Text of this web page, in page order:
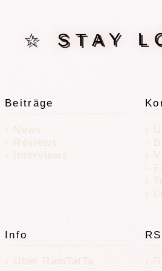
☆ STAY
Beiträge
News
Reviews
Interviews
Info
Über RamTatTa